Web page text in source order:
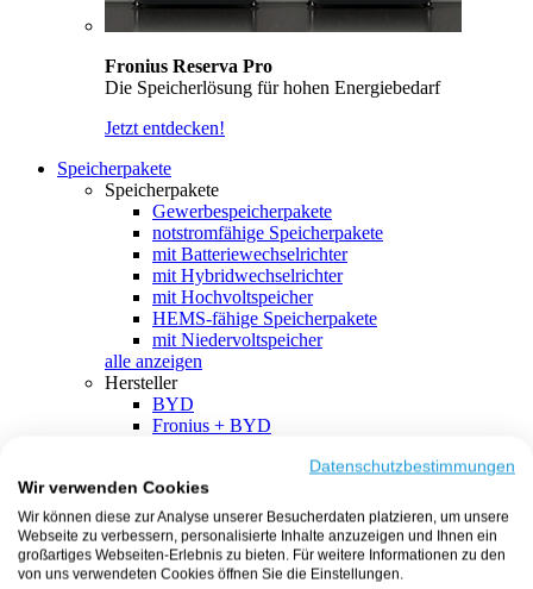
Fronius Reserva Pro
Die Speicherlösung für hohen Energiebedarf
Jetzt entdecken!
Speicherpakete
Speicherpakete
Gewerbespeicherpakete
notstromfähige Speicherpakete
mit Batteriewechselrichter
mit Hybridwechselrichter
mit Hochvoltspeicher
HEMS-fähige Speicherpakete
mit Niedervoltspeicher
alle anzeigen
Hersteller
BYD
Fronius + BYD
SMA + BYD
EcoFlow
EcoFlow + EcoFlow
FENECON
FENECON + FENECON
Datenschutzbestimmungen
Wir verwenden Cookies
Wir können diese zur Analyse unserer Besucherdaten platzieren, um unsere
Webseite zu verbessern, personalisierte Inhalte anzuzeigen und Ihnen ein
großartiges Webseiten-Erlebnis zu bieten. Für weitere Informationen zu den
von uns verwendeten Cookies öffnen Sie die Einstellungen.